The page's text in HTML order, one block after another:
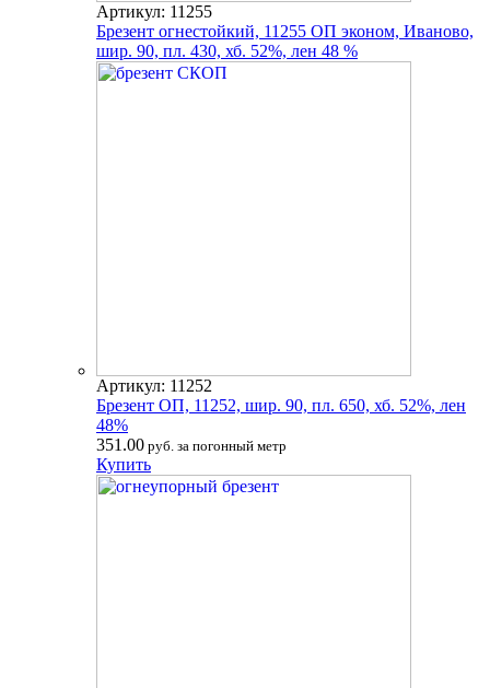
Артикул: 11255
Брезент огнестойкий, 11255 ОП эконом, Иваново,
шир. 90, пл. 430, хб. 52%, лен 48 %
Артикул: 11252
Брезент ОП, 11252, шир. 90, пл. 650, хб. 52%, лен
48%
351.00 руб. за погонный метр
Купить